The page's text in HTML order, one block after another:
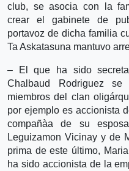
club, se asocia con la
crear el gabinete de
portavoz de dicha familia
Ta Askatasuna mantuvo
– El que ha sido
Chalbaud Rodriguez
miembros del clan
por ejemplo es accionista
compañà­a de su
Leguizamon Vicinay y de
prima de este último,
ha sido accionista de la